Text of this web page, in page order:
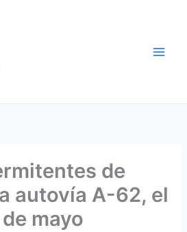
de
autovía A-62, el
mayo